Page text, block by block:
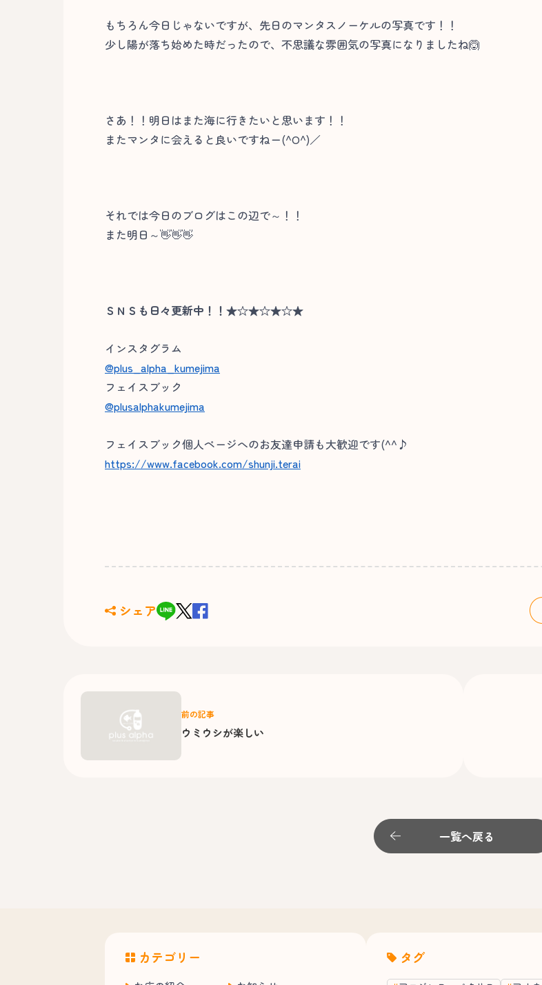
もちろん今日じゃないですが、先日のマンタスノーケルの写真です！！
少し陽が落ち始めた時だったので、不思議な雰囲気の写真になりましたね🙆
さあ！！明日はまた海に行きたいと思います！！
またマンタに会えると良いですねー(^O^)／
それでは今日のブログはこの辺で～！！
また明日～👋👋👋
ＳＮＳも日々更新中！！★☆★☆★☆★
インスタグラム
@plus_alpha_kumejima
フェイスブック
@plusalphakumejima
フェイスブック個人ページへのお友達申請も大歓迎です(^^♪
https://www.facebook.com/shunji.terai
シェア
前の記事
ウミウシが楽しい
一覧へ戻る
カテゴリー タグ